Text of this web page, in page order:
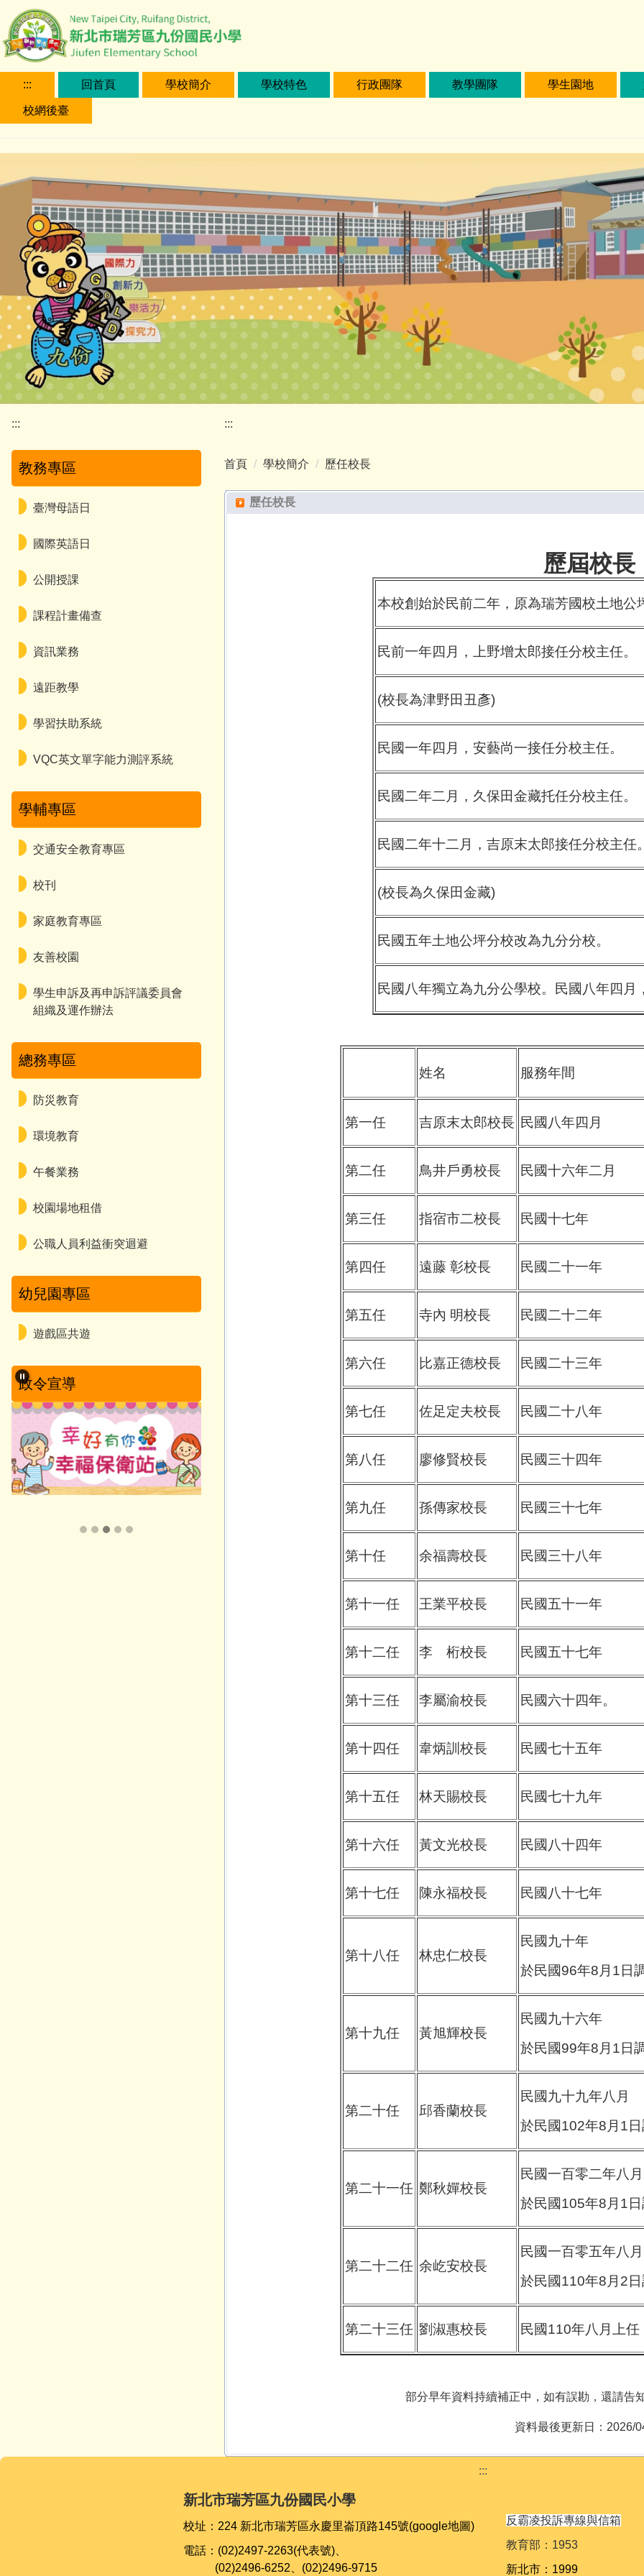
到
主
::: 回首頁 學校簡介 學校特色 行政團隊 教學團隊 學生園地
校網後臺
:::
教務專區
臺灣母語日
國際英語日
公開授課
課程計畫備查
資訊業務
遠距教學
學習扶助系統
VQC英文單字能力測評系統
學輔專區
交通安全教育專區
校刊
家庭教育專區
友善校園
學生申訴及再申訴評議委員會
組織及運作辦法
總務專區
防災教育
環境教育
午餐業務
校園場地租借
公職人員利益衝突迴避
幼兒園專區
遊戲區共遊
政令宣導
:::
首頁 學校簡介 歷任校長
歷任校長
歷屆校長
本校創始於民前二年，原為瑞芳國校土地公
民前一年四月，上野增太郎接任分校主任。
(校長為津野田丑彥)
民國一年四月，安藝尚一接任分校主任。
民國二年二月，久保田金藏托任分校主任。
民國二年十二月，吉原末太郎接任分校主任
(校長為久保田金藏)
民國五年土地公坪分校改為九分分校。
民國八年獨立為九分公學校。民國八年四
姓名 服務年間
第一任 吉原末太郎校長 民國八年四月
第二任 鳥井戶勇校長 民國十六年二月
第三任 指宿市二校長 民國十七年
第四任 遠藤 彰校長 民國二十一年
第五任 寺內 明校長 民國二十二年
第六任 比嘉正德校長 民國二十三年
第七任 佐足定夫校長 民國二十八年
第八任 廖修賢校長 民國三十四年
第九任 孫傳家校長 民國三十七年
第十任 余福壽校長 民國三十八年
第十一任 王業平校長 民國五十一年
第十二任 李 桁校長 民國五十七年
第十三任 李屬渝校長 民國六十四年。
第十四任 韋炳訓校長 民國七十五年
第十五任 林天賜校長 民國七十九年
第十六任 黃文光校長 民國八十四年
第十七任 陳永福校長 民國八十七年
第十八任 林忠仁校長
民國九十年
於民國96年8月1日
第十九任 黃旭輝校長
民國九十六年
於民國99年8月1日
第二十任 邱香蘭校長
民國九十九年八月
於民國102年8月1
第二十一任 鄭秋嬋校長
民國一百零二年八月
於民國105年8月1
第二十二任 余屹安校長
民國一百零五年八月
於民國110年8月2
第二十三任 劉淑惠校長 民國110年八月上任
部分早年資料持續補正中，如有誤勘，還請告
資料最後更新日：2026/
:::
新北市瑞芳區九份國民小學
校址：224 新北市瑞芳區永慶里崙頂路145號(google地圖)
電話：(02)2497-2263(代表號)、
(02)2496-6252、 (02)2496-9715
反霸凌投訴專線與信箱
教育部：1953
新北市：1999